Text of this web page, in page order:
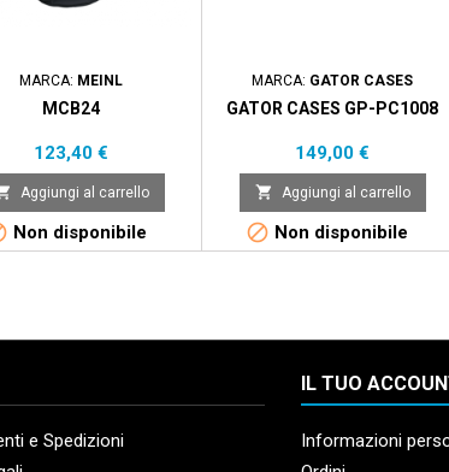
MARCA: MEINL
MCB24
Prezzo
123,40 €
Aggiungi al carrello
Non disponibile
MARCA: GATOR CASES
GATOR CASES GP-PC1008
Prezzo
149,00 €
 Aggiungi al carrello
 Non disponibile
e Spedizioni
IL TUO
Informazioni